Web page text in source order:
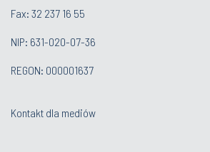
Fax: 32 237 16 55
NIP: 631-020-07-36
REGON: 000001637
Kontakt dla mediów